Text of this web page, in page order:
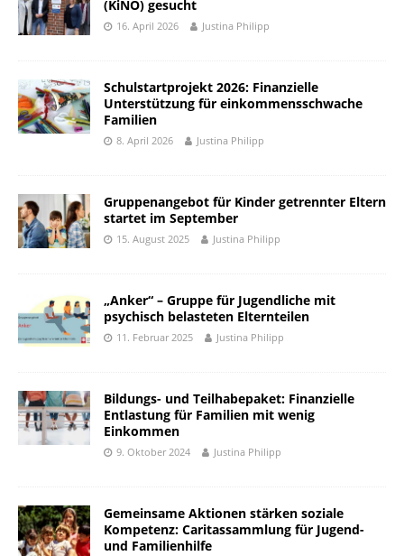
(KiNO) gesucht
16. April 2026 Justina Philipp
Schulstartprojekt 2026: Finanzielle
Unterstützung für einkommensschwache
Familien
8. April 2026 Justina Philipp
Gruppenangebot für Kinder getrennter Eltern
startet im September
15. August 2025 Justina Philipp
„Anker“ – Gruppe für Jugendliche mit
psychisch belasteten Elternteilen
11. Februar 2025 Justina Philipp
Bildungs- und Teilhabepaket: Finanzielle
Entlastung für Familien mit wenig
Einkommen
9. Oktober 2024 Justina Philipp
Gemeinsame Aktionen stärken soziale
Kompetenz: Caritassammlung für Jugend-
und Familienhilfe